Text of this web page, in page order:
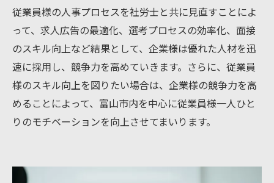
従業員様の人事プロセスを社労士と共に見直すことによ
って、求人広告の最適化、選考プロセスの効率化、面接
のスキル向上など結果として、企業様は優れた人材を迅
速に採用し、競争力を高めていきます。さらに、従業員
様のスキル向上を図りたい場合は、企業様の競争力を高
めることによって、富山市内を中心に従業員様一人ひと
りのモチベーションを向上させてまいります。